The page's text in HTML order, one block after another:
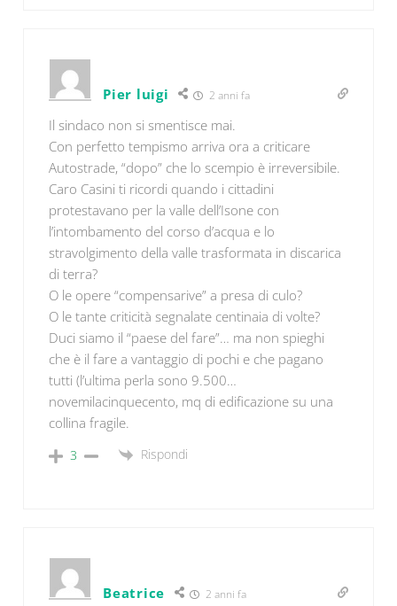
Pier luigi 2 anni fa
Il sindaco non si smentisce mai.
Con perfetto tempismo arriva ora a criticare
Autostrade, “dopo” che lo scempio è irreversibile.
Caro Casini ti ricordi quando i cittadini
protestavano per la valle dell’Isone con
l’intombamento del corso d’acqua e lo
stravolgimento della valle trasformata in discarica
di terra?
O le opere “compensarive” a presa di culo?
O le tante criticità segnalate centinaia di volte?
Duci siamo il “paese del fare”… ma non spieghi
che è il fare a vantaggio di pochi e che pagano
tutti (l’ultima perla sono 9.500…
novemilacinquecento, mq di edificazione su una
collina fragile.
3 Rispondi
Beatrice 2 anni fa